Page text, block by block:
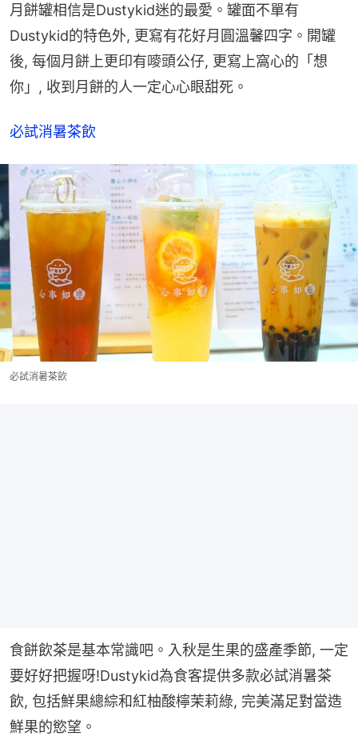
月餅罐相信是Dustykid迷的最愛。罐面不單有
Dustykid的特色外, 更寫有花好月圓溫馨四字。開罐
後, 每個月餅上更印有嘜頭公仔, 更寫上窩心的「想
你」, 收到月餅的人一定心心眼甜死。
必試消暑茶飲
必試消暑茶飲
食餅飲茶是基本常識吧。入秋是生果的盛產季節, 一定
要好好把握呀!Dustykid為食客提供多款必試消暑茶
飲, 包括鮮果總綜和紅柚酸檸茉莉綠, 完美滿足對當造
鮮果的慾望。